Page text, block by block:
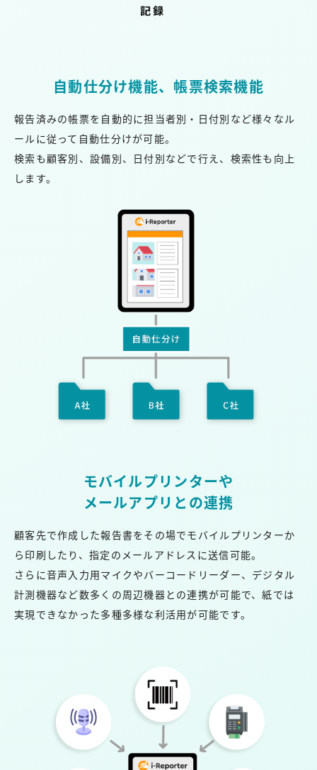
自動仕分け機能、帳票検索機能
報告済みの帳票を自動的に担当者別・日付別など様々なル
ールに従って自動仕分けが可能。
検索も顧客別、設備別、日付別などで行え、検索性も向上
します。
モバイルプリンターや
メールアプリとの連携
顧客先で作成した報告書をその場でモバイルプリンターか
ら印刷したり、指定のメールアドレスに送信可能。
さらに音声入力用マイクやバーコードリーダー、デジタル
計測機器など数多くの周辺機器との連携が可能で、紙では
実現できなかった多種多様な利活用が可能です。